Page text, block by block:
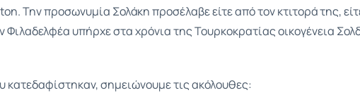
Την προσωνυμία Σολάκη προσέλαβε είτε από τον κτιτορά της,
Φιλαδελφέα υπήρχε στα χρόνια της Τουρκοκρατίας οικογένεια
κατεδαφίστηκαν, σημειώνουμε τις ακόλουθες: